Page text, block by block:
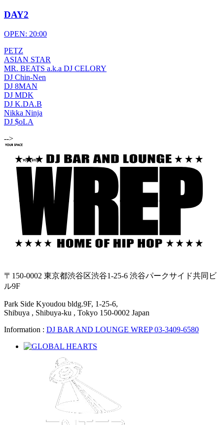
DAY2
OPEN: 20:00
PETZ
ASIAN STAR
MR. BEATS a.k.a DJ CELORY
DJ Chin-Nen
DJ 8MAN
DJ MDK
DJ K.DA.B
Nikka Ninja
DJ $oLA
-->
〒150-0002 東京都渋谷区渋谷1-25-6 渋谷パークサイド共同ビ
ル9F
Park Side Kyoudou bldg.9F, 1-25-6,
Shibuya , Shibuya-ku , Tokyo 150-0002 Japan
Information : DJ BAR AND LOUNGE WREP 03-3409-6580